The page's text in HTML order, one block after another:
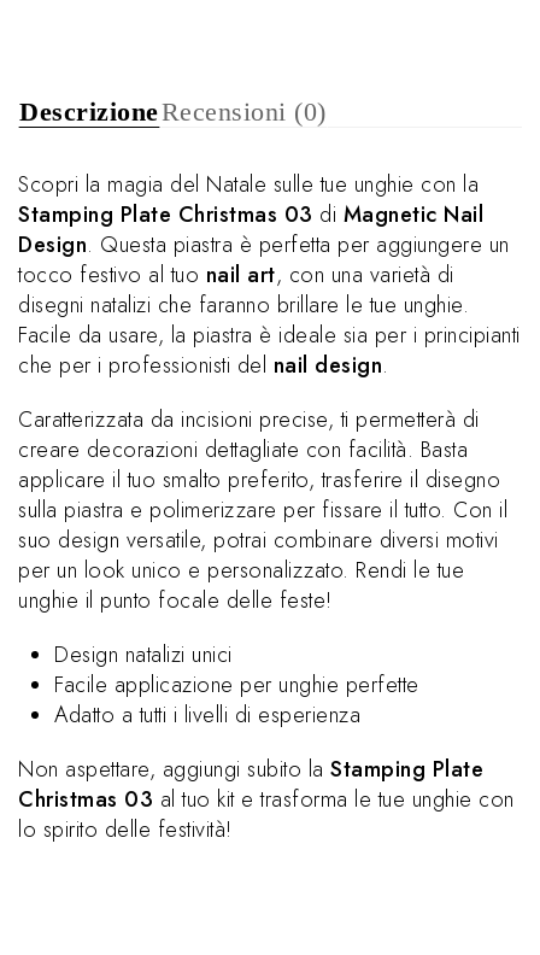
DescrizioneRecensioni (0)
Scopri la magia del Natale sulle tue unghie con la
Stamping Plate Christmas 03 di Magnetic Nail
Design. Questa piastra è perfetta per aggiungere un
tocco festivo al tuo nail art, con una varietà di
disegni natalizi che faranno brillare le tue unghie.
Facile da usare, la piastra è ideale sia per i principianti
che per i professionisti del nail design.
Caratterizzata da incisioni precise, ti permetterà di
creare decorazioni dettagliate con facilità. Basta
applicare il tuo smalto preferito, trasferire il disegno
sulla piastra e polimerizzare per fissare il tutto. Con il
suo design versatile, potrai combinare diversi motivi
per un look unico e personalizzato. Rendi le tue
unghie il punto focale delle feste!
Design natalizi unici
Facile applicazione per unghie perfette
Adatto a tutti i livelli di esperienza
Non aspettare, aggiungi subito la Stamping Plate
Christmas 03 al tuo kit e trasforma le tue unghie con
lo spirito delle festività!